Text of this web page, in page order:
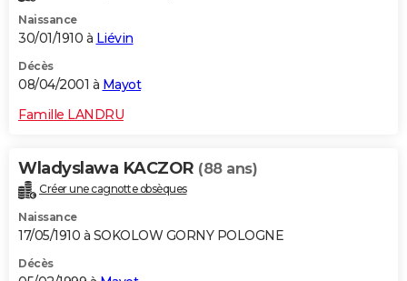
Naissance
30/01/1910 à Liévin
Décès
08/04/2001 à Mayot
Famille LANDRU
Wladyslawa KACZOR (88 ans)
Créer une cagnotte obsèques
Naissance
17/05/1910 à SOKOLOW GORNY POLOGNE
Décès